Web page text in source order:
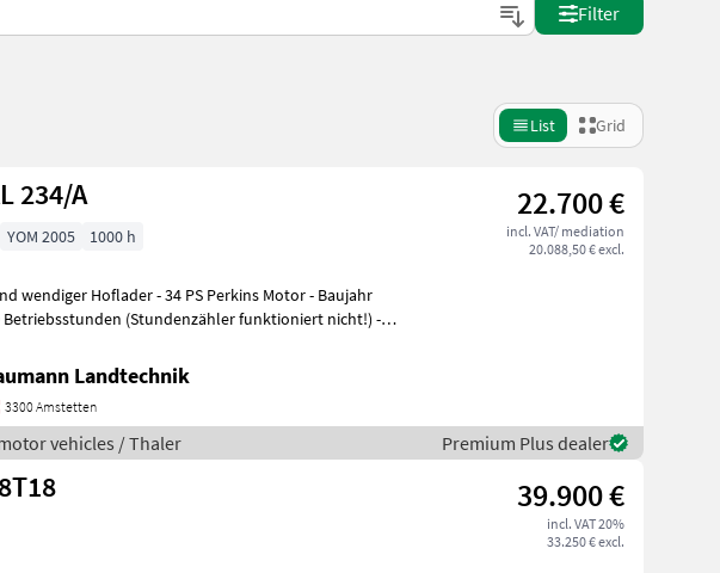
Filter
List Grid
234/A 22.700 €
incl. VAT/ mediation
20.088,50 € excl.
YOM 2005 1000 h
wendiger Hoflader - 34 PS Perkins Motor - Baujahr
Betriebsstunden (Stundenzähler funktioniert nicht!) -
Landtechnik
3300 Amstetten
vehicles / Thaler Premium Plus dealer
39.900 €
incl. VAT 20%
33.250 € excl.